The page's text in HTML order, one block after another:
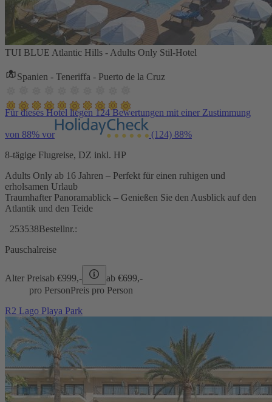
TUI BLUE Atlantic Hills - Adults Only Stil-Hotel
Spanien - Teneriffa - Puerto de la Cruz
Für dieses Hotel liegen 124 Bewertungen mit einer Zustimmung
von 88% vor (124) 88%
8-tägige Flugreise, DZ inkl. HP
Adults Only ab 16 Jahren – Perfekt für einen ruhigen und
erholsamen Urlaub
Traumhafter Panoramablick – Genießen Sie den Ausblick auf den
Atlantik und den Teide
253538Bestellnr.:
Pauschalreise
Alter Preisab €999,- ab €699,-
pro PersonPreis pro Person
R2 Lago Playa Park